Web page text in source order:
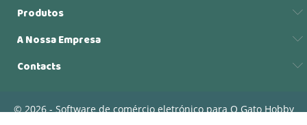
Produtos
A Nossa Empresa
Contacts
© 2026 - Software de comércio eletrónico para O Gato Hobby